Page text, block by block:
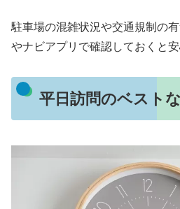
駐車場の混雑状況や交通規制の
やナビアプリで確認しておくと安
平日訪問のベスト